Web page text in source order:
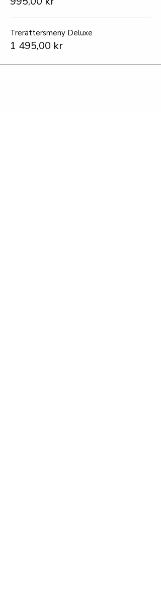
Trerättersmeny Deluxe
1 495,00 kr